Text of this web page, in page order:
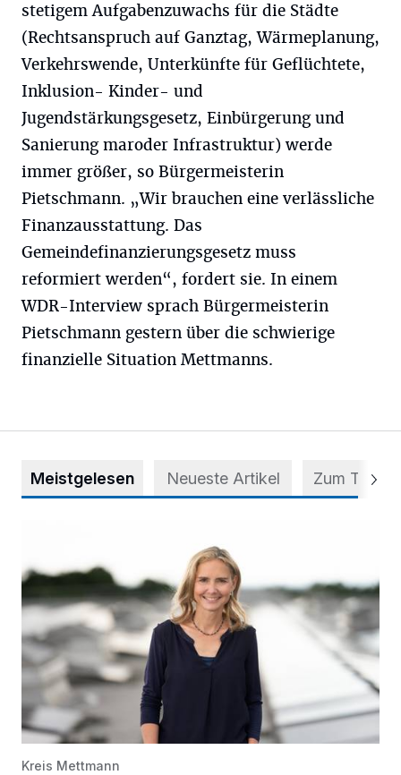
stetigem Aufgabenzuwachs für die Städte
(Rechtsanspruch auf Ganztag, Wärmeplanung,
Verkehrswende, Unterkünfte für Geflüchtete,
Inklusion- Kinder- und
Jugendstärkungsgesetz, Einbürgerung und
Sanierung maroder Infrastruktur) werde
immer größer, so Bürgermeisterin
Pietschmann. „Wir brauchen eine verlässliche
Finanzausstattung. Das
Gemeindefinanzierungsgesetz muss
reformiert werden“, fordert sie. In einem
WDR-Interview sprach Bürgermeisterin
Pietschmann gestern über die schwierige
finanzielle Situation Mettmanns.
Meistgelesen Neueste Artikel Zum Thema
Kreis Mettmann